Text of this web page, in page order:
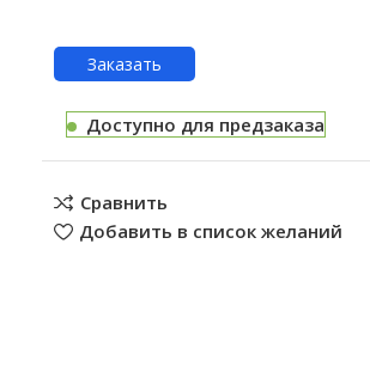
Заказать
Доступно для предзаказа
Сравнить
Добавить в список желаний